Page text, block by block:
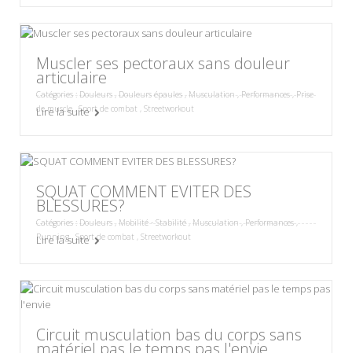
Muscler ses pectoraux sans douleur
articulaire
Catégories : Douleurs , Douleurs épaules , Musculation,Performances,Prise
de muscle,Sport de combat Streetworkout
Lire la suite
SQUAT COMMENT EVITER DES
BLESSURES?
Catégories : Douleurs , Mobilité - Stabilité , Musculation,Performances,
Running, Sport de combat Streetworkout
Lire la suite
Circuit musculation bas du corps sans
matériel pas le temps pas l'envie